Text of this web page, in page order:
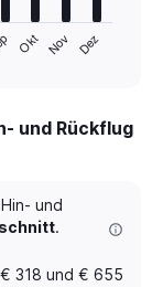
Okt Nov Dez
und Rückflug
und
.
318 und € 655